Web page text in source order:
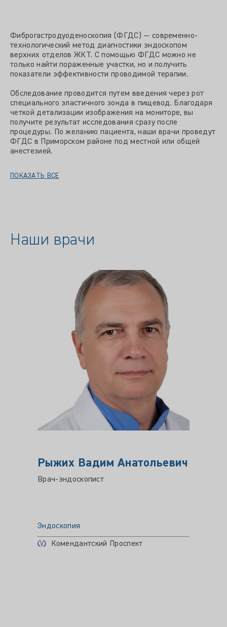
Фиброгастродуоденоскопия (ФГДС) — современно-
технологический метод диагностики эндоскопом
верхних отделов ЖКТ. С помощью ФГДС можно не
только найти пораженные участки, но и получить
показатели эффективности проводимой терапии.
Обследование проводится путем введения через рот
специального эластичного зонда в пищевод. Благодаря
четкой детализации изображения на мониторе, вы
получите результат исследования сразу после
процедуры. По желанию пациента, наши врачи проведут
ФГДС в Приморском районе под местной или общей
анестезией.
ПОКАЗАТЬ ВСЕ
Наши врачи
Рыжих Вадим Анатольевич
Врач-эндоскопист
Эндоскопия
Комендантский Проспект